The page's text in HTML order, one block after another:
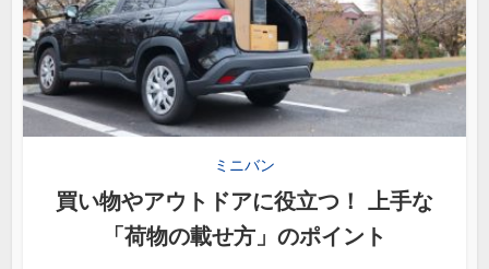
ミニバン
買い物やアウトドアに役立つ！ 上手な
「荷物の載せ方」のポイント